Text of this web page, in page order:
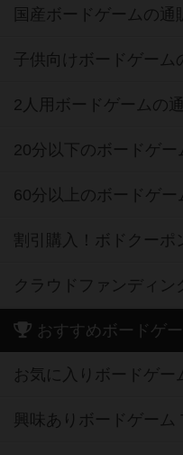
国産ボードゲームの通
子供向けボードゲーム
2人用ボードゲームの
20分以下のボードゲー
60分以上のボードゲー
割引購入！ボドクーポ
クラウドファンディン
おすすめボードゲ
お気に入りボードゲー
興味ありボードゲーム